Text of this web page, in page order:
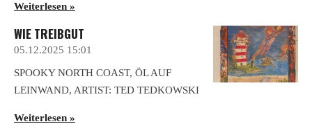
Weiterlesen »
WIE TREIBGUT
05.12.2025 15:01
SPOOKY NORTH COAST, ÖL AUF
LEINWAND, ARTIST: TED TEDKOWSKI
Weiterlesen »